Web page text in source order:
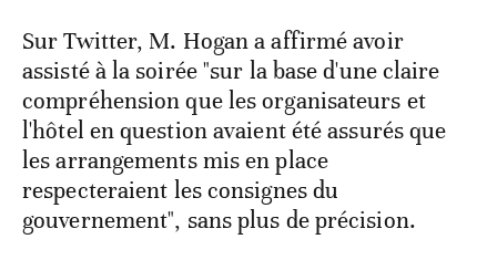
Sur Twitter, M. Hogan a affirmé avoir
assisté à la soirée "sur la base d'une claire
compréhension que les organisateurs et
l'hôtel en question avaient été assurés que
les arrangements mis en place
respecteraient les consignes du
gouvernement", sans plus de précision.